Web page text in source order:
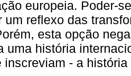
europeia. Poder-
um reflexo das
esta opção
uma história
inscreviam - a